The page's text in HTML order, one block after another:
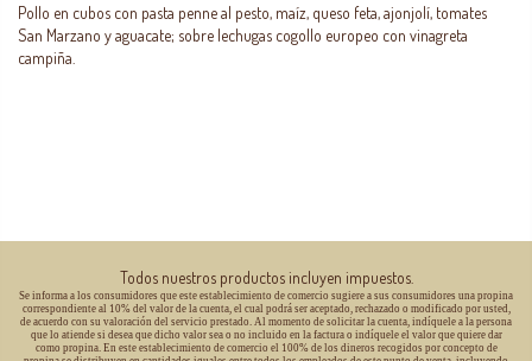
Pollo en cubos con pasta penne al pesto, maíz, queso feta, ajonjolí, tomates
San Marzano y aguacate; sobre lechugas cogollo europeo con vinagreta
campiña.
Todos nuestros productos incluyen impuestos.
Se informa a los consumidores que este establecimiento de comercio sugiere a sus consumidores una propina
correspondiente al 10% del valor de la cuenta, el cual podrá ser aceptado, rechazado o modificado por usted,
de acuerdo con su valoración del servicio prestado. Al momento de solicitar la cuenta, indíquele a la persona
que lo atiende si desea que dicho valor sea o no incluido en la factura o indíquele el valor que quiere dar
como propina. En este establecimiento de comercio el 100% de los dineros recogidos por concepto de